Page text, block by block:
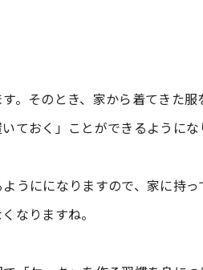
。そのとき、家から着てきた
ておく」ことができるようにな
うにになりますので、家に持
なりますね。